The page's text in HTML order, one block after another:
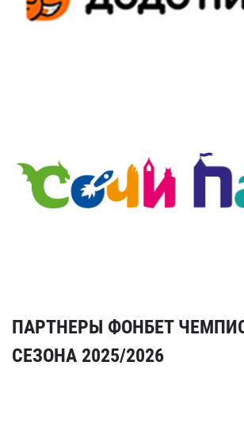
ПАРТНЕРЫ ФОНБЕТ
СЕЗОНА 2025/2026